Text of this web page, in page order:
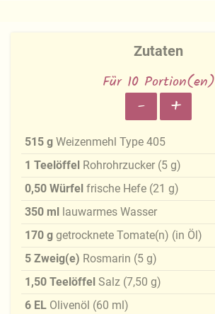
Zutaten
Für 10 Portion(en)
- +
515 g Weizenmehl Type 405
1 Teelöffel Rohrohrzucker (5 g)
0,50 Würfel frische Hefe (21 g)
350 ml lauwarmes Wasser
170 g getrocknete Tomate(n) (in Öl)
5 Zweig(e) Rosmarin (5 g)
1,50 Teelöffel Salz (7,50 g)
6 EL Olivenöl (60 ml)